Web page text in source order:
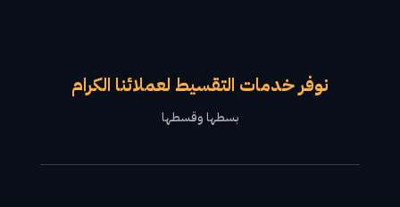
نوفر خدمات التقسيط لعملائنا الكرام
بسطها وقسطها